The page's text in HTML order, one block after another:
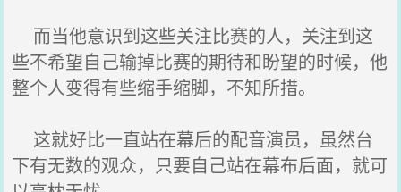
而当他意识到这些关注比赛的人，关注到这
些不希望自己输掉比赛的期待和盼望的时候，他
整个人变得有些缩手缩脚，不知所措。
这就好比一直站在幕后的配音演员，虽然台
下有无数的观众，只要自己站在幕布后面，就可